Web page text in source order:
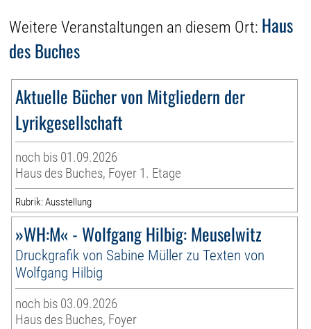
Weitere Veranstaltungen an diesem Ort: Haus
des Buches
Aktuelle Bücher von Mitgliedern der
Lyrikgesellschaft
noch bis 01.09.2026
Haus des Buches, Foyer 1. Etage
Rubrik: Ausstellung
»WH:M« - Wolfgang Hilbig: Meuselwitz
Druckgrafik von Sabine Müller zu Texten von
Wolfgang Hilbig
noch bis 03.09.2026
Haus des Buches, Foyer